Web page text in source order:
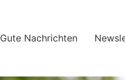
Gute Nachrichten